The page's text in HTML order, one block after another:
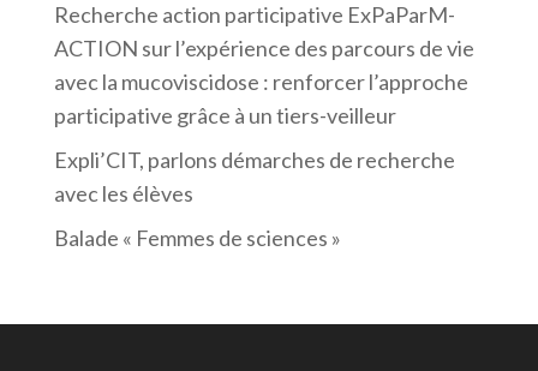
Recherche action participative ExPaParM-
ACTION sur l’expérience des parcours de vie
avec la mucoviscidose : renforcer l’approche
participative grâce à un tiers-veilleur
Expli’CIT, parlons démarches de recherche
avec les élèves
Balade « Femmes de sciences »